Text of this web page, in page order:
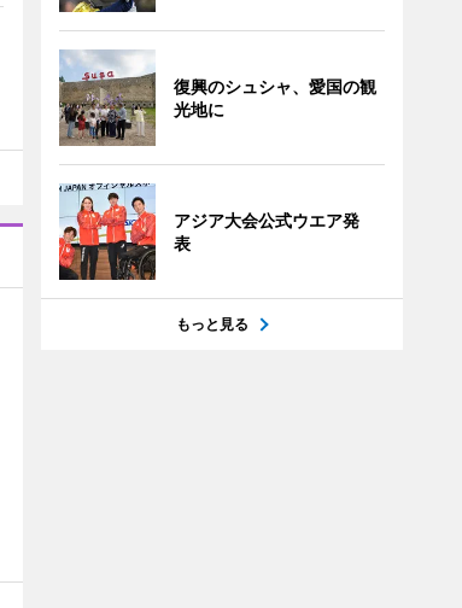
復興のシュシャ、愛国の観
光地に
アジア大会公式ウエア発
表
もっと見る